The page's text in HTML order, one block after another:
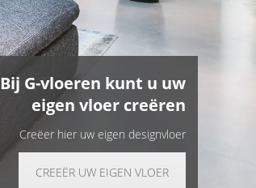
Bij G-vloeren kunt u uw
eigen vloer creëren
Creëer hier uw eigen designvloer
CREEËR UW EIGEN VLOER